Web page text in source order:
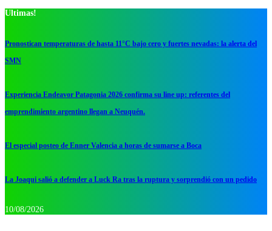
Ultimas!
Pronostican temperaturas de hasta 11°C bajo cero y fuertes nevadas: la alerta del
SMN
Experiencia Endeavor Patagonia 2026 confirma su line up: referentes del
emprendimiento argentino llegan a Neuquén.
El especial posteo de Enner Valencia a horas de sumarse a Boca
La Joaqui salió a defender a Luck Ra tras la ruptura y sorprendió con un pedido
10/08/2026